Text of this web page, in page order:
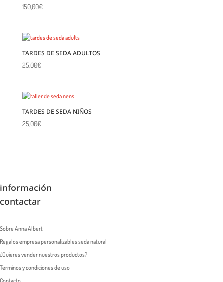
150,00€
TARDES DE SEDA ADULTOS
25,00€
TARDES DE SEDA NIÑOS
25,00€
información
contactar
Sobre Anna Albert
Regalos empresa personalizables seda natural
¿Quieres vender nuestros productos?
Términos y condiciones de uso
Contacto